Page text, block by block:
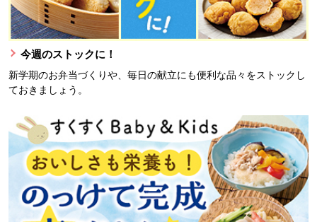
今週のストックに！
新学期のお弁当づくりや、毎日の献立にも便利な品々をストックし
ておきましょう。